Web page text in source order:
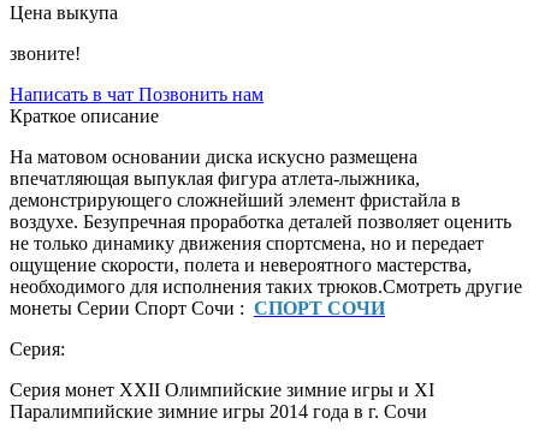
Цена выкупа
звоните!
Написать в чат Позвонить нам
Краткое описание
На матовом основании диска искусно размещена
впечатляющая выпуклая фигура атлета-лыжника,
демонстрирующего сложнейший элемент фристайла в
воздухе. Безупречная проработка деталей позволяет оценить
не только динамику движения спортсмена, но и передает
ощущение скорости, полета и невероятного мастерства,
необходимого для исполнения таких трюков.Смотреть другие
монеты Серии Спорт Сочи : СПОРТ СОЧИ
Серия:
Серия монет XXII Олимпийские зимние игры и XI
Паралимпийские зимние игры 2014 года в г. Сочи